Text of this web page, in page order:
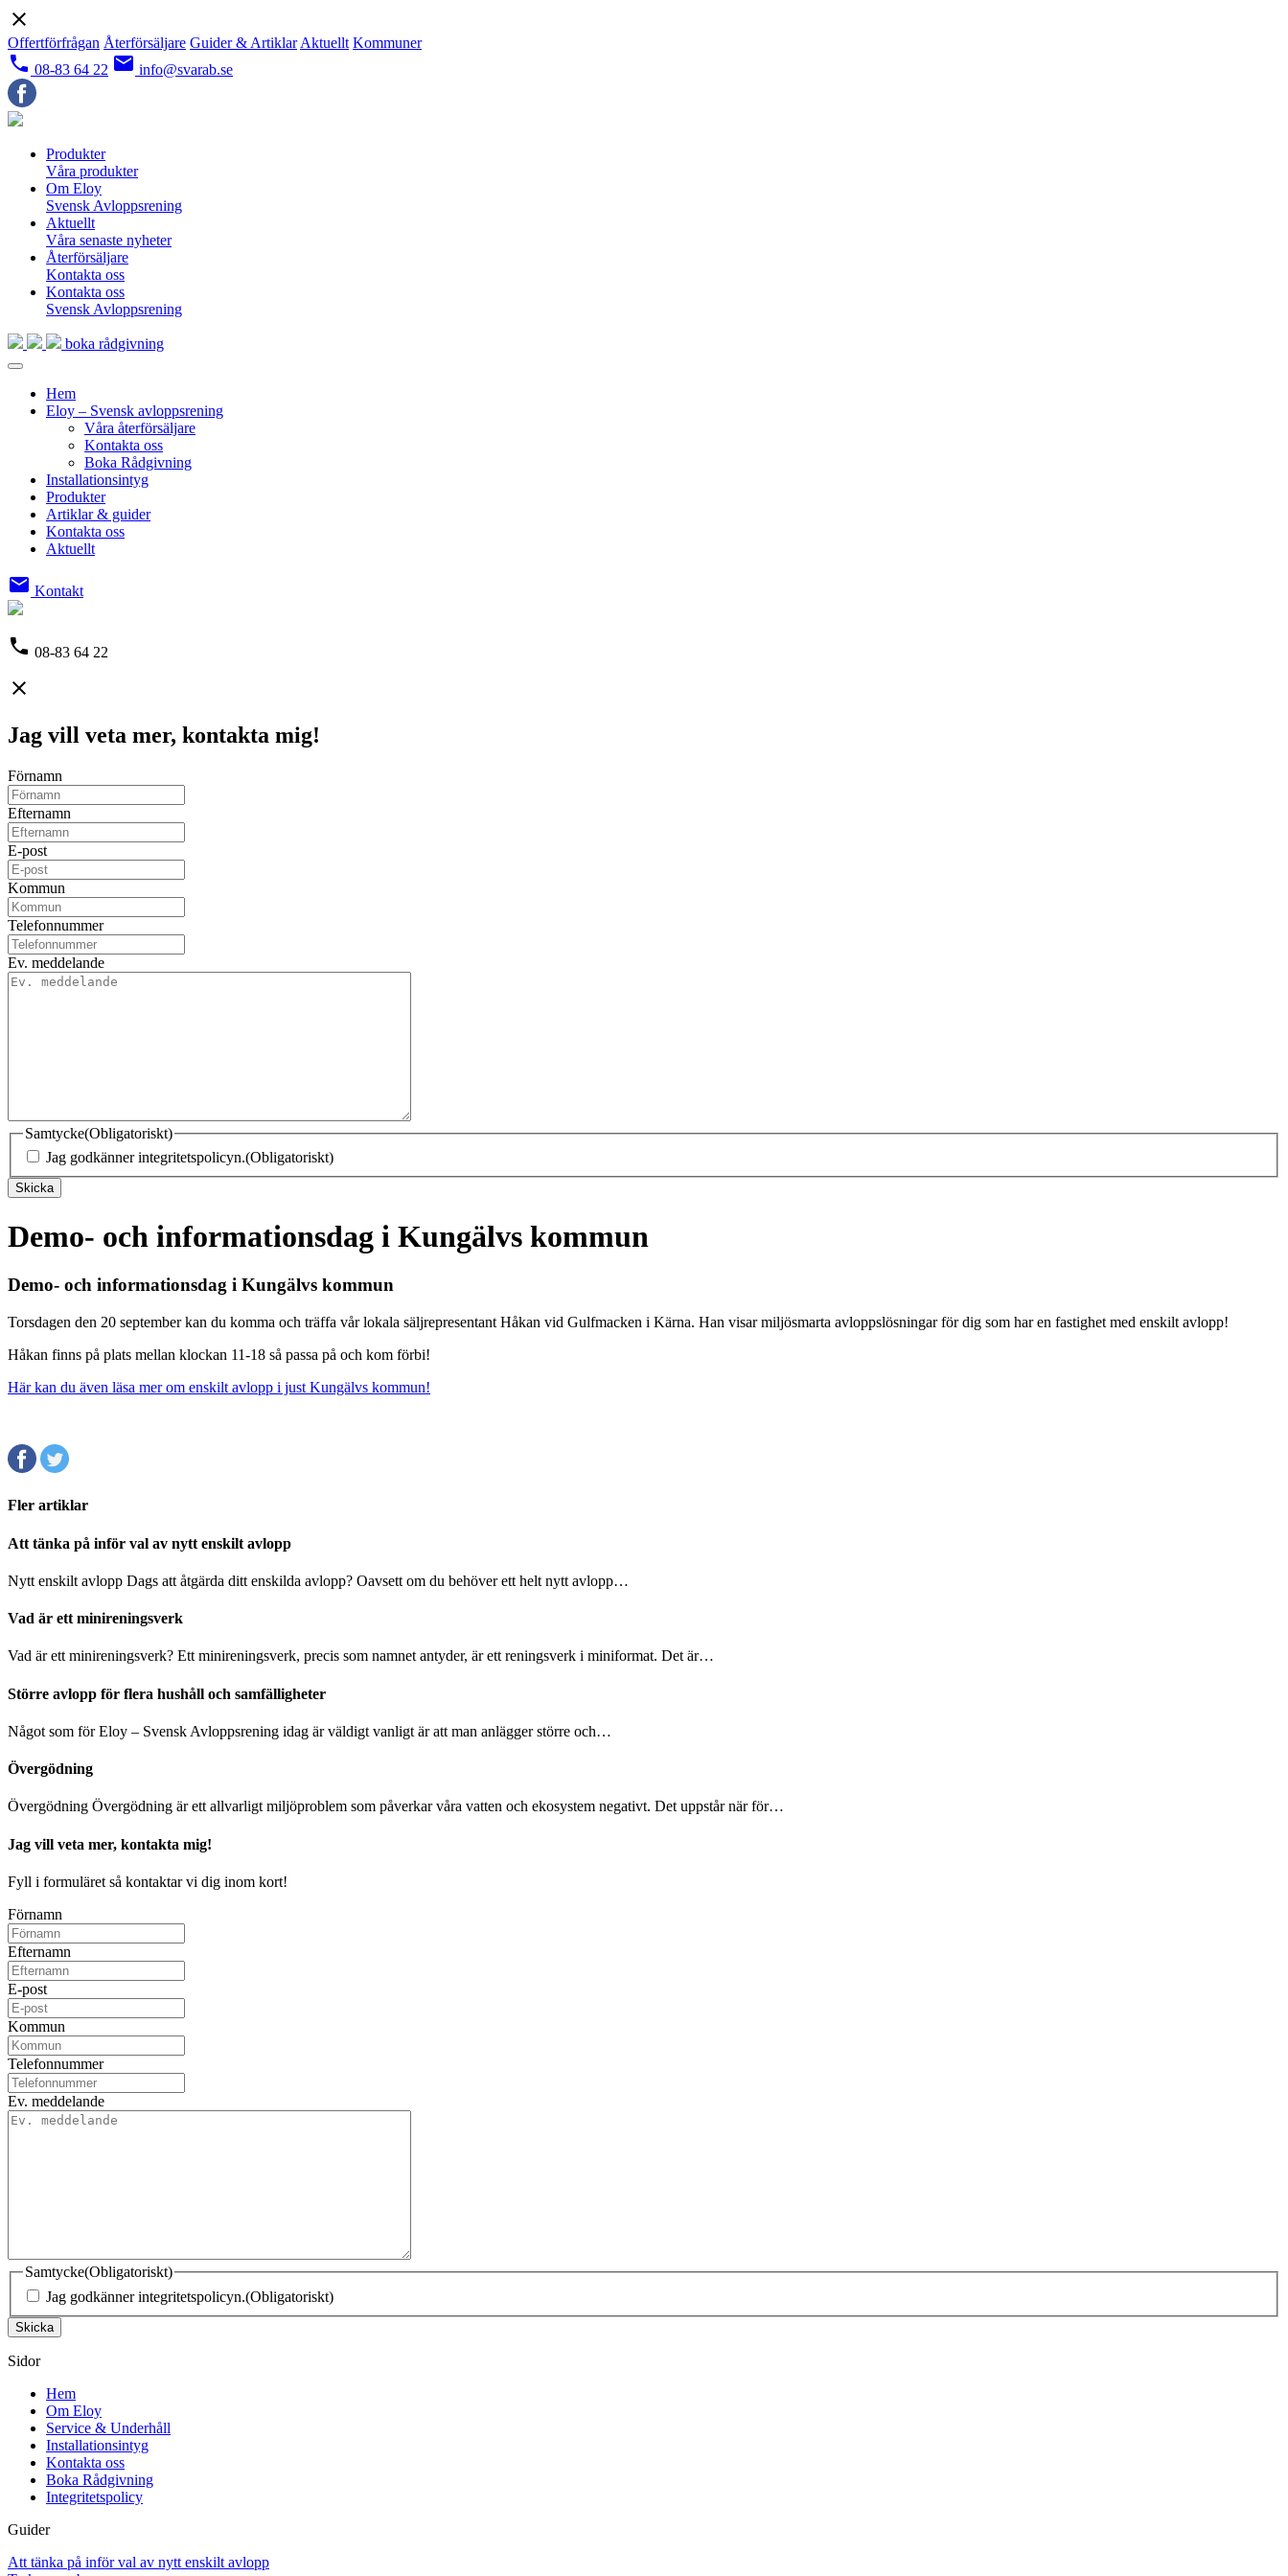
close
Offertförfrågan Återförsäljare Guider & Artiklar Aktuellt Kommuner
local_phone 08-83 64 22 email info@svarab.se
Produkter
Våra produkter
Om Eloy
Svensk Avloppsrening
Aktuellt
Våra senaste nyheter
Återförsäljare
Kontakta oss
Kontakta oss
Svensk Avloppsrening
boka rådgivning
Hem
Eloy – Svensk avloppsrening
Våra återförsäljare
Kontakta oss
Boka Rådgivning
Installationsintyg
Produkter
Artiklar & guider
Kontakta oss
Aktuellt
email Kontakt
phone 08-83 64 22
close
Jag vill veta mer, kontakta mig!
Förnamn
Efternamn
E-post
Kommun
Telefonnummer
Ev. meddelande
Samtycke(Obligatoriskt)
Jag godkänner integritetspolicyn.(Obligatoriskt)
Skicka
Demo- och informationsdag i Kungälvs kommun
Demo- och informationsdag i Kungälvs kommun
Torsdagen den 20 september kan du komma och träffa vår lokala säljrepresentant Håkan vid Gulfmacken i Kärna. Han visar miljösmarta avloppslösningar för dig som har en fastighet med enskilt avlopp!
Håkan finns på plats mellan klockan 11-18 så passa på och kom förbi!
Här kan du även läsa mer om enskilt avlopp i just Kungälvs kommun!
Fler artiklar
Att tänka på inför val av nytt enskilt avlopp
Nytt enskilt avlopp Dags att åtgärda ditt enskilda avlopp? Oavsett om du behöver ett helt nytt avlopp…
Vad är ett minireningsverk
Vad är ett minireningsverk? Ett minireningsverk, precis som namnet antyder, är ett reningsverk i miniformat. Det är…
Större avlopp för flera hushåll och samfälligheter
Något som för Eloy – Svensk Avloppsrening idag är väldigt vanligt är att man anlägger större och…
Övergödning
Övergödning Övergödning är ett allvarligt miljöproblem som påverkar våra vatten och ekosystem negativt. Det uppstår när för…
Jag vill veta mer, kontakta mig!
Fyll i formuläret så kontaktar vi dig inom kort!
Förnamn
Efternamn
E-post
Kommun
Telefonnummer
Ev. meddelande
Samtycke(Obligatoriskt)
Jag godkänner integritetspolicyn.(Obligatoriskt)
Skicka
Sidor
Hem
Om Eloy
Service & Underhåll
Installationsintyg
Kontakta oss
Boka Rådgivning
Integritetspolicy
Guider
Att tänka på inför val av nytt enskilt avlopp